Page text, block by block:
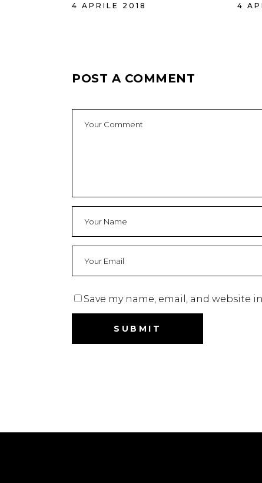
4 APRILE 2018 4
POST A COMMENT
Save my name, email, and website